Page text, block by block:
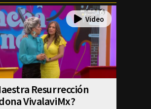
Resurrección
VivalaviMx?